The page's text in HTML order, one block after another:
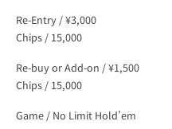
ト
JOPT
|
Re-Entry / ¥3,000
Chips / 15,000
Re-buy or Add-on / ¥1,500
Chips / 15,000
Game / No Limit Hold’em